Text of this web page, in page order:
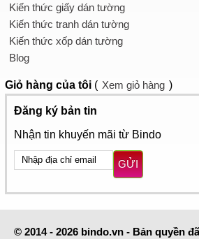
Kiến thức giấy dán tường
Kiến thức tranh dán tường
Kiến thức xốp dán tường
Blog
Giỏ hàng của tôi ( Xem giỏ hàng )
Đăng ký bản tin
Nhận tin khuyến mãi từ Bindo
GỬI
© 2014 - 2026 bindo.vn - Bản quyền